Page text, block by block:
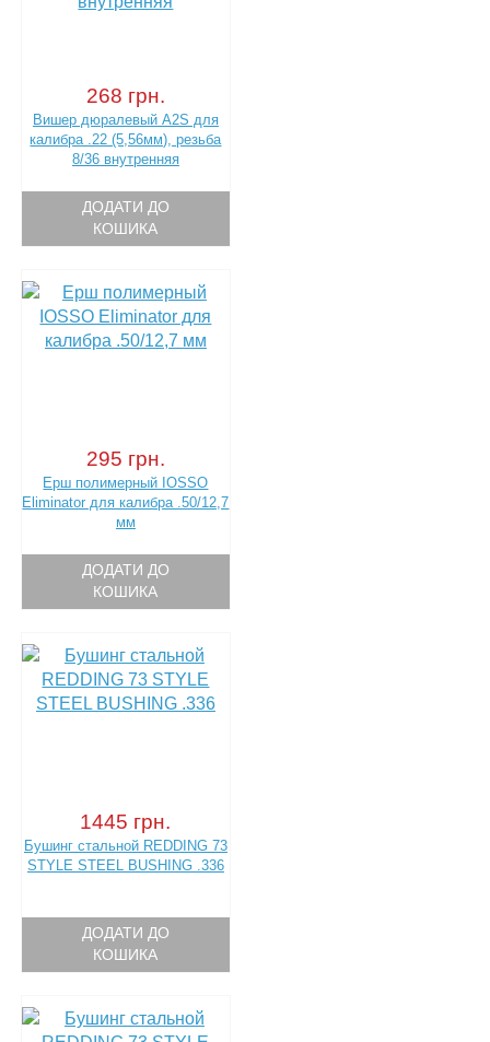
268 грн.
Вишер дюралевый A2S для
калибра .22 (5,56мм), резьба
8/36 внутренняя
ДОДАТИ ДО
КОШИКА
295 грн.
Ерш полимерный IOSSO
Eliminator для калибра .50/12,7
мм
ДОДАТИ ДО
КОШИКА
1445 грн.
Бушинг стальной REDDING 73
STYLE STEEL BUSHING .336
ДОДАТИ ДО
КОШИКА